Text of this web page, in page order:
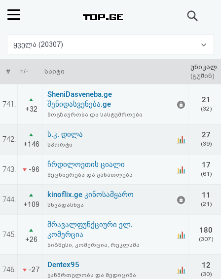
რეიტინგი
(მთავარი)
ფოსტა
კითხვა-
პასუხი
პაროლის
აღდგენა
კოდი
ყველა (20307)
# +/- საიტი
უნიკალ.
(გუშინ)
741.
+32
SheniDasveneba.ge
შენიდასვენება.ge
მოგზაურობა და სასტუმროები
21
(32)
742.
+146
ს.კ. დილა
სპორტი
27
(39)
743. -96
ჩრდილოეთის ციალი
მეცნიერება და განათლება
17
(61)
744.
+109
kinoflix.ge კინოსამყარო
სხვადასხვა
11
(21)
745.
+26
მრავალფუნქციური ელ.
კომერცია
ბიზნესი, კომერცია, რეკლამა
180
(307)
746. -27
Dentex95
ჯანმრთელობა და მედიცინა
12
(30)